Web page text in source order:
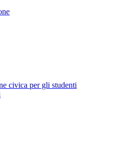
civica per gli studenti